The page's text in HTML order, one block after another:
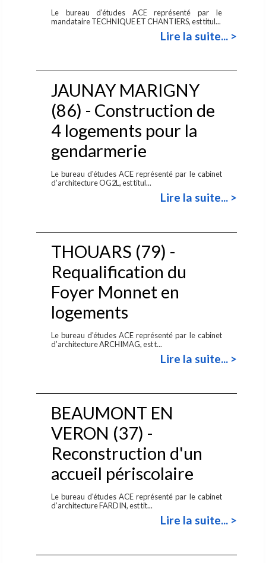
Le bureau d'études ACE représenté par le
mandataire TECHNIQUE ET CHANTIERS, est titul...
Lire la suite... >
JAUNAY MARIGNY
(86) - Construction de
4 logements pour la
gendarmerie
Le bureau d'études ACE représenté par le cabinet
d’architecture OG2L, est titul...
Lire la suite... >
THOUARS (79) -
Requalification du
Foyer Monnet en
logements
Le bureau d'études ACE représenté par le cabinet
d’architecture ARCHIMAG, est t...
Lire la suite... >
BEAUMONT EN
VERON (37) -
Reconstruction d'un
accueil périscolaire
Le bureau d'études ACE représenté par le cabinet
d’architecture FARDIN, est tit...
Lire la suite... >